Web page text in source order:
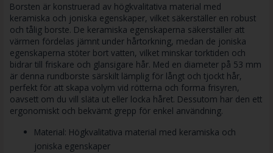
Borsten är konstruerad av högkvalitativa material med
keramiska och joniska egenskaper, vilket säkerställer en robust
och tålig borste. De keramiska egenskaperna säkerställer att
värmen fördelas jämnt under hårtorkning, medan de joniska
egenskaperna stöter bort vatten, vilket minskar torktiden och
bidrar till friskare och glansigare hår. Med en diameter på 53 mm
är denna rundborste särskilt lämplig för långt och tjockt hår,
perfekt för att skapa volym vid rötterna och forma frisyren,
oavsett om du vill släta ut eller locka håret. Dessutom har den ett
ergonomiskt och bekvämt grepp för enkel användning.
Material: Högkvalitativa material med keramiska och
joniska egenskaper